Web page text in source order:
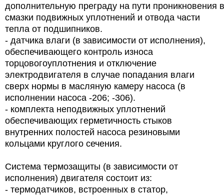
дополнительную преграду на пути проникновения
смазки подвижных уплотнений и отвода части
тепла от подшипников.
- датчика влаги (в зависимости от исполнения),
обеспечивающего контроль износа
торцовогоуплотнения и отключение
электродвигателя в случае попадания влаги
сверх нормы в масляную камеру насоса (в
исполнении насоса -206; -306).
- комплекта неподвижных уплотнений
обеспечивающих герметичность стыков
внутренних полостей насоса резиновыми
кольцами круглого сечения.
Система термозащиты (в зависимости от
исполнения) двигателя состоит из:
- термодатчиков, встроенных в статор,